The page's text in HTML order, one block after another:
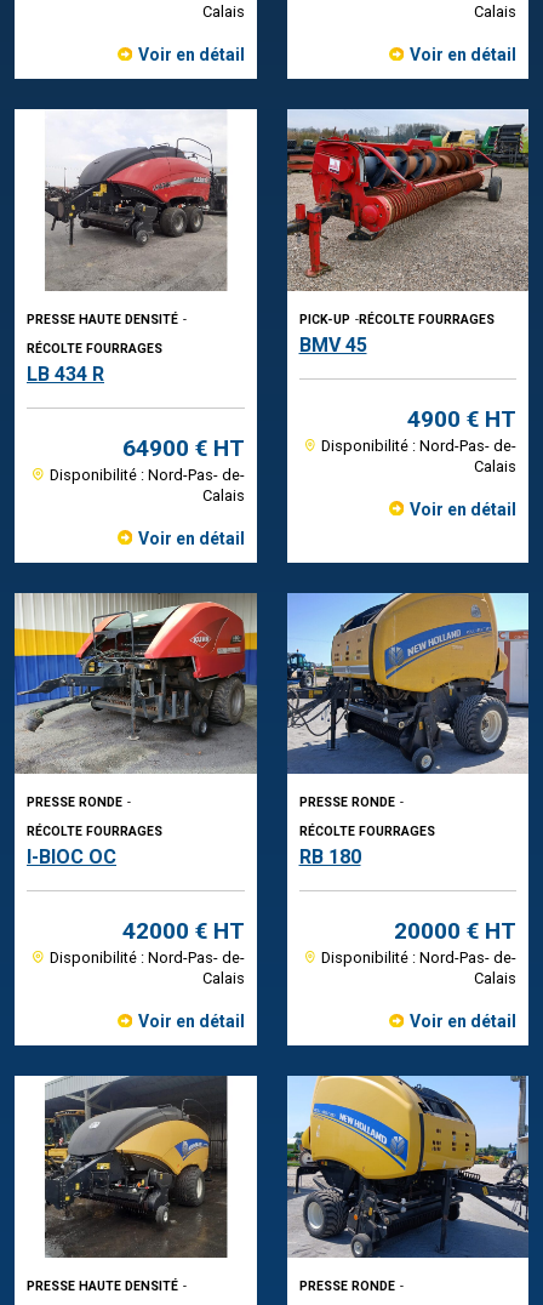
Calais
Voir en détail
Calais
Voir en détail
PRESSE HAUTE DENSITÉ -
RÉCOLTE FOURRAGES
LB 434 R
64900 € HT
Disponibilité : Nord-Pas- de-
Calais
Voir en détail
PICK-UP -RÉCOLTE FOURRAGES
BMV 45
4900 € HT
Disponibilité : Nord-Pas- de-
Calais
Voir en détail
PRESSE RONDE -
RÉCOLTE FOURRAGES
I-BIOC OC
42000 € HT
Disponibilité : Nord-Pas- de-
Calais
Voir en détail
PRESSE RONDE -
RÉCOLTE FOURRAGES
RB 180
20000 € HT
Disponibilité : Nord-Pas- de-
Calais
Voir en détail
PRESSE HAUTE DENSITÉ -
PRESSE RONDE -